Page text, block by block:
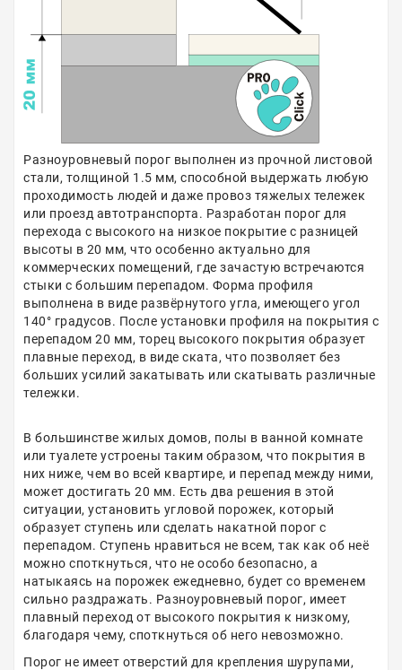
Разноуровневый порог выполнен из прочной листовой
стали, толщиной 1.5 мм, способной выдержать любую
проходимость людей и даже провоз тяжелых тележек
или проезд автотранспорта. Разработан порог для
перехода с высокого на низкое покрытие с разницей
высоты в 20 мм, что особенно актуально для
коммерческих помещений, где зачастую встречаются
стыки с большим перепадом. Форма профиля
выполнена в виде развёрнутого угла, имеющего угол
140° градусов. После установки профиля на покрытия с
перепадом 20 мм, торец высокого покрытия образует
плавные переход, в виде ската, что позволяет без
больших усилий закатывать или скатывать различные
тележки.
В большинстве жилых домов, полы в ванной комнате
или туалете устроены таким образом, что покрытия в
них ниже, чем во всей квартире, и перепад между ними,
может достигать 20 мм. Есть два решения в этой
ситуации, установить угловой порожек, который
образует ступень или сделать накатной порог с
перепадом. Ступень нравиться не всем, так как об неё
можно споткнуться, что не особо безопасно, а
натыкаясь на порожек ежедневно, будет со временем
сильно раздражать. Разноуровневый порог, имеет
плавный переход от высокого покрытия к низкому,
благодаря чему, споткнуться об него невозможно.
Порог не имеет отверстий для крепления шурупами,